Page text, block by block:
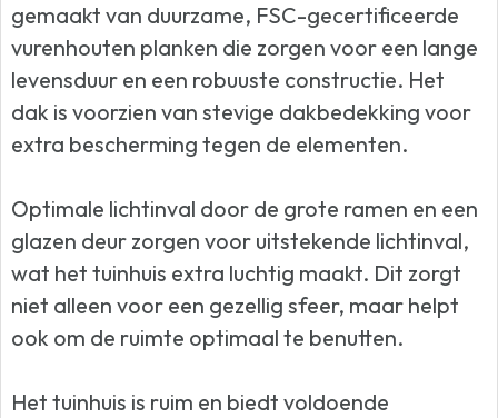
gemaakt van duurzame, FSC-gecertificeerde
vurenhouten planken die zorgen voor een lange
levensduur en een robuuste constructie. Het
dak is voorzien van stevige dakbedekking voor
extra bescherming tegen de elementen.
Optimale lichtinval door de grote ramen en een
glazen deur zorgen voor uitstekende lichtinval,
wat het tuinhuis extra luchtig maakt. Dit zorgt
niet alleen voor een gezellig sfeer, maar helpt
ook om de ruimte optimaal te benutten.
Het tuinhuis is ruim en biedt voldoende